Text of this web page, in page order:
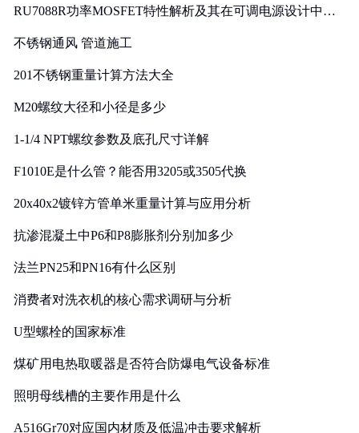
RU7088R功率MOSFET特性解析及其在可调电源设计中的
不锈钢通风 管道施工
201不锈钢重量计算方法大全
M20螺纹大径和小径是多少
1-1/4 NPT螺纹参数及底孔尺寸详解
F1010E是什么管？能否用3205或3505代换
20x40x2镀锌方管单米重量计算与应用分析
抗渗混凝土中P6和P8膨胀剂分别加多少
法兰PN25和PN16有什么区别
消费者对洗衣机的核心需求调研与分析
U型螺栓的国家标准
煤矿用电热取暖器是否符合防爆电气设备标准
照明母线槽的主要作用是什么
A516Gr70对应国内材质及低温冲击要求解析